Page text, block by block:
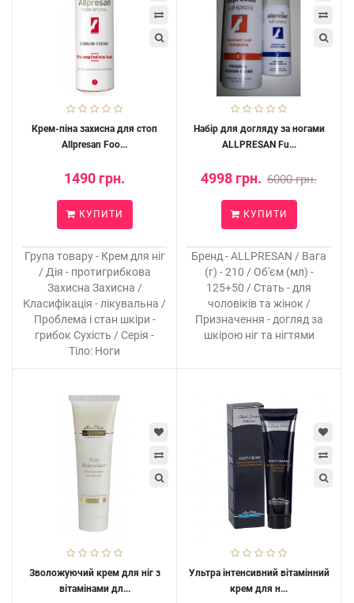
Крем-піна захисна для стоп
Allpresan Foo...
1490 грн.
КУПИТИ
Група товару - Крем для ніг
/ Дія - протигрибкова
Захисна Захисна /
Класифікація - лікувальна /
Проблема і стан шкіри -
грибок Сухість / Серія -
Тіло: Ноги
Набір для догляду за ногами
ALLPRESAN Fu...
4998 грн. 6000 грн.
КУПИТИ
Бренд - ALLPRESAN / Вага
(г) - 210 / Об'єм (мл) -
125+50 / Стать - для
чоловіків та жінок /
Призначення - догляд за
шкірою ніг та нігтями
Зволожуючий крем для ніг з
вітамінами дл...
Ультра інтенсивний вітамінний
крем для н...